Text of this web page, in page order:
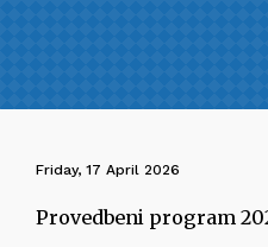
Friday, 17 April 2026
Provedbeni program